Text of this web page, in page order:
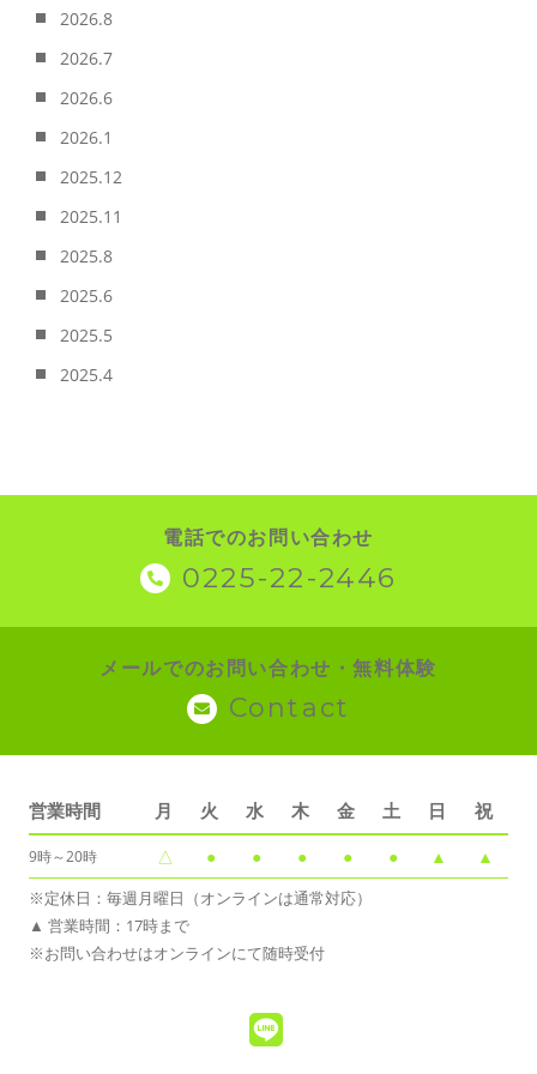
2026.8
2026.7
2026.6
2026.1
2025.12
2025.11
2025.8
2025.6
2025.5
2025.4
電話でのお問い合わせ
0225-22-2446
メールでのお問い合わせ・無料体験
Contact
営業時間 月 火 水 木 金 土 日 祝
9時～20時 △ ● ● ● ● ● ▲ ▲
※定休日：毎週月曜日（オンラインは通常対応）
▲ 営業時間：17時まで
※お問い合わせはオンラインにて随時受付